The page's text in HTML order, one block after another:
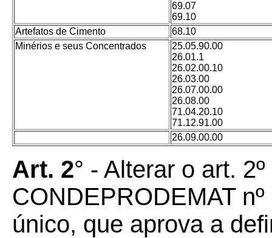
69.07
69.10
Artefatos de Cimento
68.10
Minérios e seus Concentrados
25.05.90.00
26.01.1
26.02.00.10
26.03.00
26.07.00.00
26.08.00
71.04.20.10
71.12.91.00
26.09.00.00
Art. 2° - Alterar o art.
CONDEPRODEMAT
único, que aprova a